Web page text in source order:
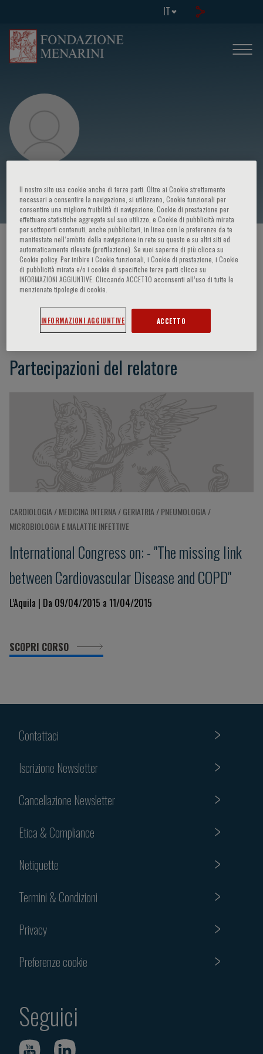
IT
Cristina Bachetti
HOME PAGE / CORSI ED EVENTI / RELATORE
Cristina Bachetti
Partecipazioni del relatore
CARDIOLOGIA / MEDICINA INTERNA / GERIATRIA / PNEUMOLOGIA /
MICROBIOLOGIA E MALATTIE INFETTIVE
International Congress on: - "The missing link
between Cardiovascular Disease and COPD"
L’Aquila | Da 09/04/2015 a 11/04/2015
SCOPRI CORSO
Contattaci
Iscrizione Newsletter
Cancellazione Newsletter
Etica & Compliance
Netiquette
Termini & Condizioni
Privacy
Preferenze cookie
Seguici
Il nostro sito usa cookie anche di terze parti. Oltre ai Cookie strettamente
necessari a consentire la navigazione, si utilizzano, Cookie funzionali per
consentire una migliore fruibilità di navigazione, Cookie di prestazione per
effettuare statistiche aggregate sul suo utilizzo, e Cookie di pubblicità mirata
per sottoporti contenuti, anche pubblicitari, in linea con le preferenze da te
manifestate nell‘ambito della navigazione in rete su questo e su altri siti ed
automaticamente rilevate (profilazione). Se vuoi saperne di più clicca su
Cookie policy. Per inibire i Cookie funzionali, i Cookie di prestazione, i Cookie
di pubblicità mirata e/o i cookie di specifiche terze parti clicca su
INFORMAZIONI AGGIUNTIVE. Cliccando ACCETTO acconsenti all’uso di tutte le
menzionate tipologie di cookie.
INFORMAZIONI AGGIUNTIVE ACCETTO